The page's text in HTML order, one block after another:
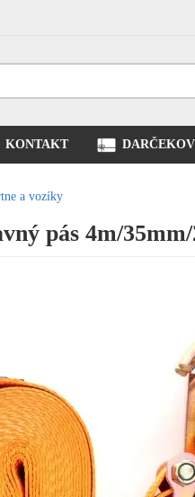
KONTAKT
a vozíky
pás 4m/